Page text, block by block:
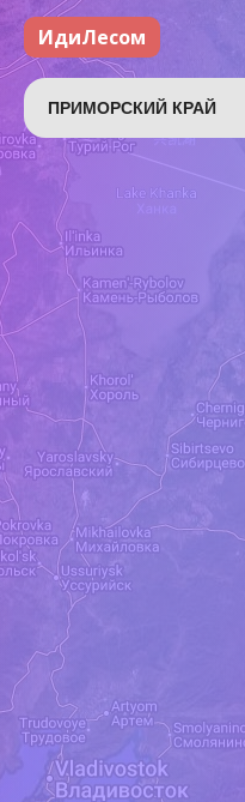
ИдиЛесом
ПРИМОРСКИЙ КРАЙ